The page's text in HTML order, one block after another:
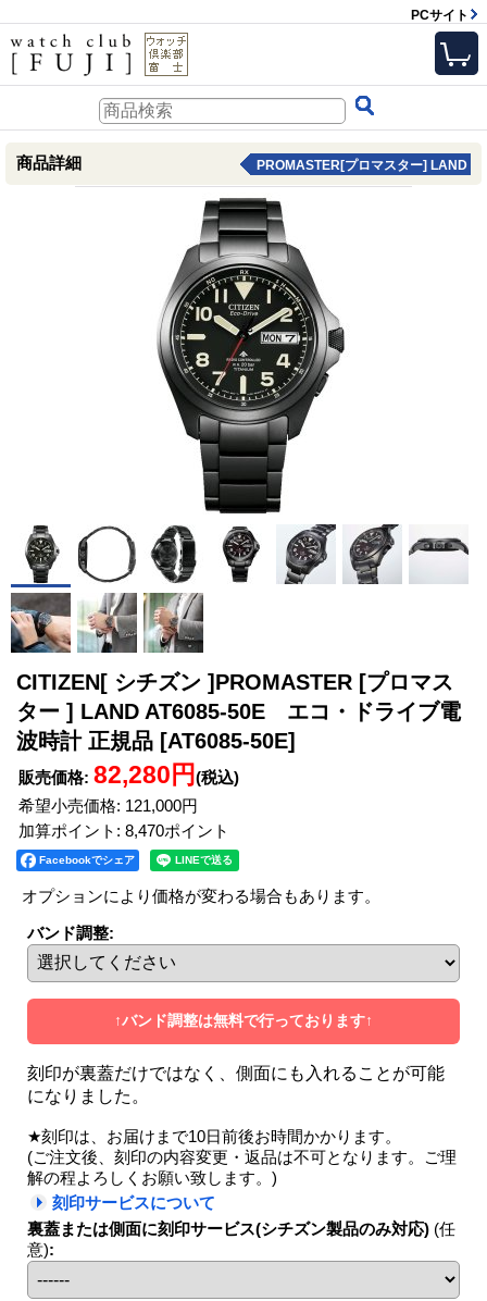
PCサイト
商品詳細 PROMASTER[プロマスター] LAND
CITIZEN[ シチズン ]PROMASTER [プロマス
ター ] LAND AT6085-50E エコ・ドライブ電
波時計 正規品 [AT6085-50E]
販売価格: 82,280円 (税込)
希望小売価格: 121,000円
加算ポイント: 8,470ポイント
Facebookでシェア
オプションにより価格が変わる場合もあります。
バンド調整:
↑バンド調整は無料で行っております↑
刻印が裏蓋だけではなく、側面にも入れることが可能
になりました。
★刻印は、お届けまで10日前後お時間かかります。
(ご注文後、刻印の内容変更・返品は不可となります。ご理
解の程よろしくお願い致します。)
刻印サービスについて
裏蓋または側面に刻印サービス(シチズン製品のみ対応) (任
意):